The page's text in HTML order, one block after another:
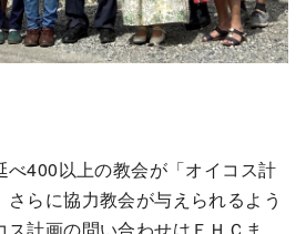
べ400以上の教会が「オイコス計
らに協力教会が与えられるよう
計画の問い合わせはＥＨＣま